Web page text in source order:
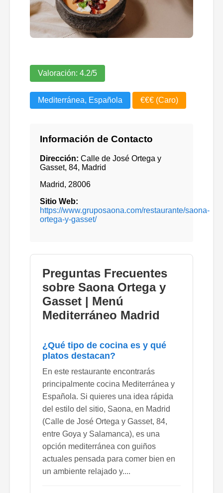
Valoración: 4.2/5
Mediterránea, Española €€€ (Caro)
Información de Contacto
Dirección: Calle de José Ortega y
Gasset, 84, Madrid
Madrid, 28006
Sitio Web:
https://www.gruposaona.com/restaurante/saona-
ortega-y-gasset/
Preguntas Frecuentes
sobre Saona Ortega y
Gasset | Menú
Mediterráneo Madrid
¿Qué tipo de cocina es y qué
platos destacan?
En este restaurante encontrarás
principalmente cocina Mediterránea y
Española. Si quieres una idea rápida
del estilo del sitio, Saona, en Madrid
(Calle de José Ortega y Gasset, 84,
entre Goya y Salamanca), es una
opción mediterránea con guiños
actuales pensada para comer bien en
un ambiente relajado y....